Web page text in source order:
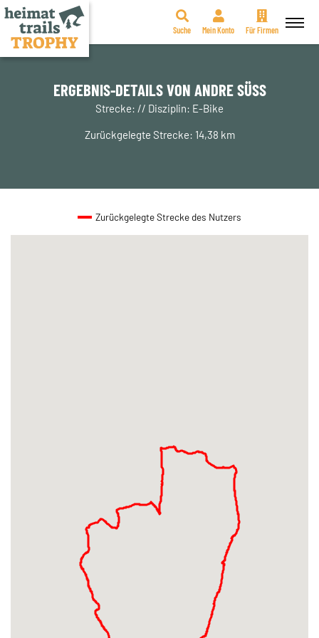
Zum
Suche Mein Konto Für Firmen
ERGEBNIS-DETAILS VON ANDRE SÜSS
Strecke: // Disziplin: E-Bike
Zurückgelegte Strecke: 14,38 km
Zurückgelegte Strecke des Nutzers